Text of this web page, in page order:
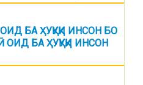
БА ҲУҚУҚИ ИНСОН БО
БА ҲУҚУҚИ ИНСОН